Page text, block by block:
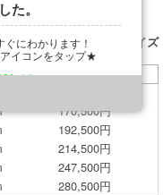
ル」価格（税込）＆サイズ
税込み価格
170,500円
192,500円
214,500円
247,500円
280,500円
た。
にわかります！
イコンをタップ★